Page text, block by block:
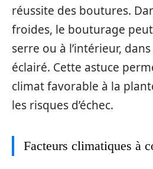
réussite des boutures.
froides, le bouturage
serre ou à l’intérieur,
éclairé. Cette astuce
climat favorable à la
les risques d’échec.
Facteurs climatiques à